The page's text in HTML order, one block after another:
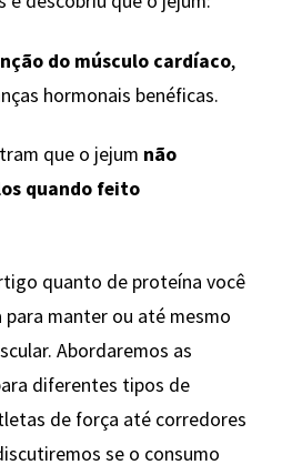
do músculo cardíaco,
hormonais benéficas.
que o jejum não
quando feito
quanto de proteína você
para manter ou até mesmo
Abordaremos as
diferentes tipos de
de força até corredores
se o consumo